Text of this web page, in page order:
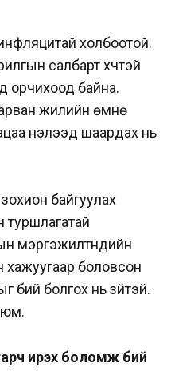
холбоотой.
салбарт хүчтэй
орчихоод байна.
жилийн өмнө
нэлээд шаардах нь
байгуулах
туршлагатай
мэргэжилтнүүдийн
боловсон
бий болгох нь зүйтэй.
юм.
ирэх боломж бий